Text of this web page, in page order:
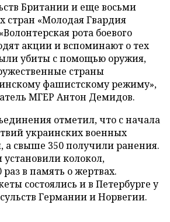
Британии и еще восьми
стран «Молодая Гвардия
рота боевого
акции и вспоминают о тех
убиты с помощью оружия,
страны
фашистскому режиму»,
МГЕР Антон Демидов.
отметил, что с начала
украинских военных
а свыше 350 получили ранения.
колокол,
в память о жертвах.
состоялись и в Петербурге у
Германии и Норвегии.